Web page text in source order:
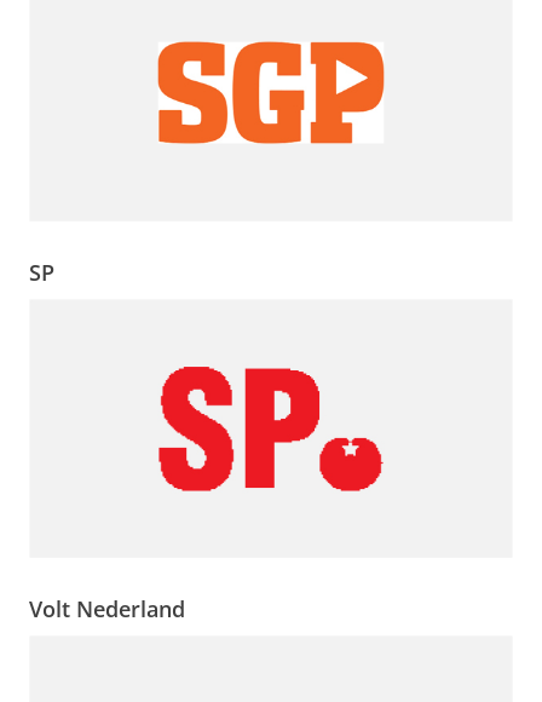
SP
Volt Nederland